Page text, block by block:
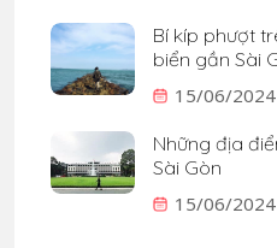
Bí kíp phượt
biển gần Sài
15/06/2024
Những địa
Sài Gòn
15/06/2024